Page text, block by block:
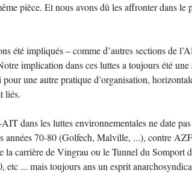
pièce. Et nous avons dû les affronter dans le
été impliqués – comme d’autres sections de
implication dans ces luttes a toujours été
une autre pratique d’organisation,
liés.
dans les luttes environnementales ne date
années 70-80 (Golfech, Malville, ...), contre
la carrière de Vingrau ou le Tunnel du Somport
etc ... mais toujours ans un esprit